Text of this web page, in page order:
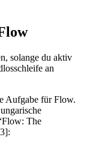
solange du aktiv
an
Aufgabe für Flow.
The